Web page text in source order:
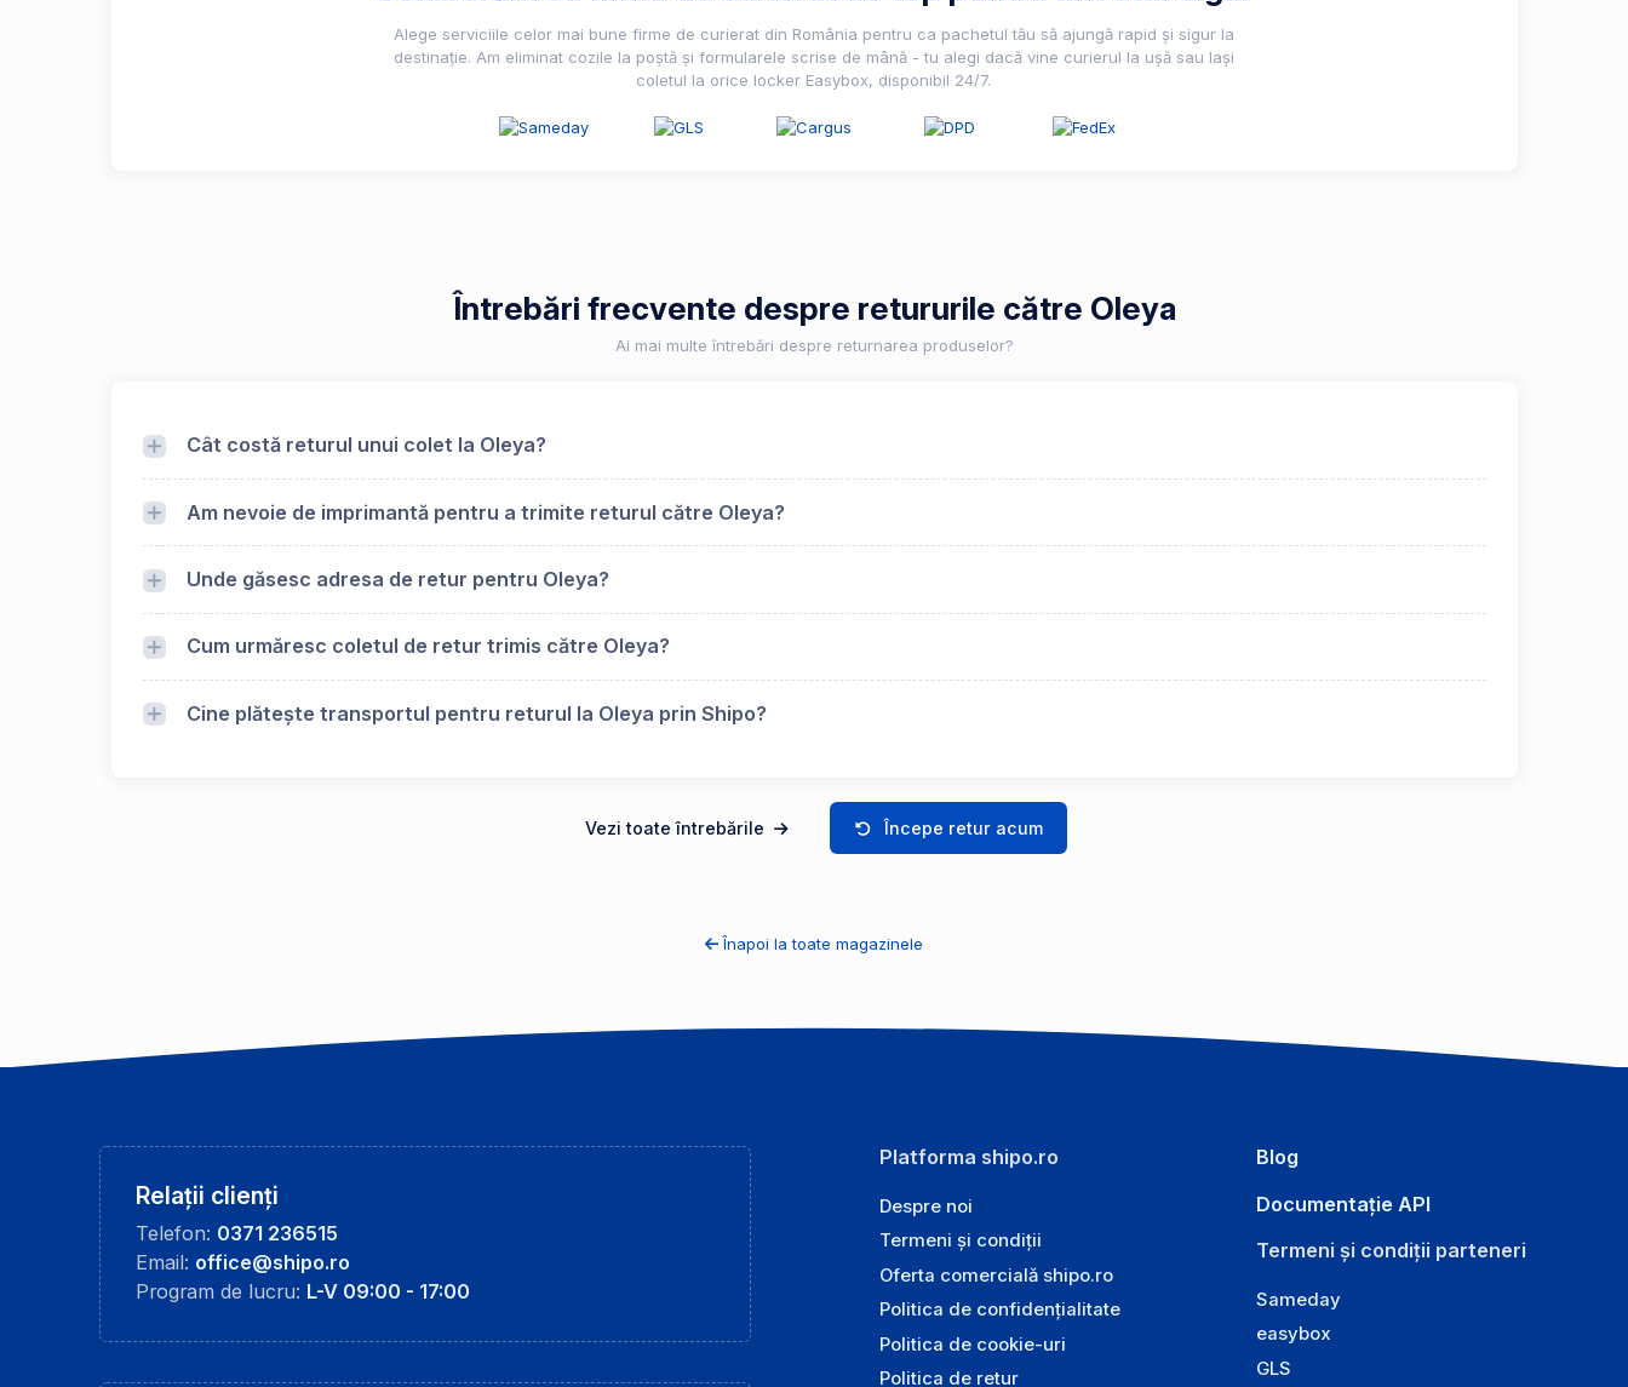
Alege serviciile celor mai bune firme de curierat din România pentru ca pachetul tău să ajungă rapid și sigur la
destinație. Am eliminat cozile la poștă și formularele scrise de mână - tu alegi dacă vine curierul la ușă sau lași
coletul la orice locker Easybox, disponibil 24/7.
Întrebări frecvente despre retururile către Oleya
Ai mai multe întrebări despre returnarea produselor?
Cât costă returul unui colet la Oleya?
Am nevoie de imprimantă pentru a trimite returul către Oleya?
Unde găsesc adresa de retur pentru Oleya?
Cum urmăresc coletul de retur trimis către Oleya?
Cine plătește transportul pentru returul la Oleya prin Shipo?
Vezi toate întrebările Începe retur acum
Înapoi la toate magazinele
Relații clienți
Telefon: 0371 236515
Email: office@shipo.ro
Program de lucru: L-V 09:00 - 17:00
Platforma shipo.ro
Despre noi
Termeni și condiții
Oferta comercială shipo.ro
Politica de confidențialitate
Politica de cookie-uri
Politica de retur
Blog
Documentație API
Termeni și condiții parteneri
Sameday
easybox
GLS